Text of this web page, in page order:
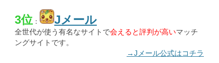
3位 ： Jメール
全世代が使う有名なサイトで会えると評判が高いマッチ
ングサイトです。
→Jメール公式はコチラ